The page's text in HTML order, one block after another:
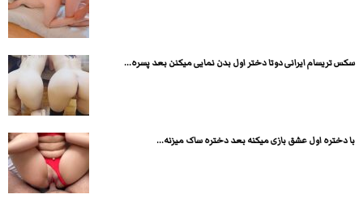
سکس تریسام ایرانی دوتا دختر اول بدن نمایی میکنن بعد پسره...
با دختره اول عشق بازی میکنه بعد دختره ساک میزنه...